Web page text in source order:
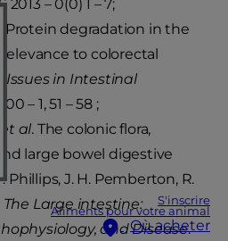
S'inscrire
Aliments pour votre animal
Où acheter
– 0(0) 1 – 7;
. Protein degradation in the
to colorectal
Issues in Intestinal
– 1, 51 – 58 ;
et al. The colonic flora,
large bowel digestive
Phillips, J. H. Pemberton, R.
The Large intestine:
and Disease.